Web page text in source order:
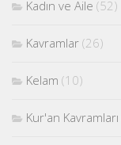
Kadın ve Aile (52)
Kavramlar (26)
Kelam (10)
Kur'an Kavramları